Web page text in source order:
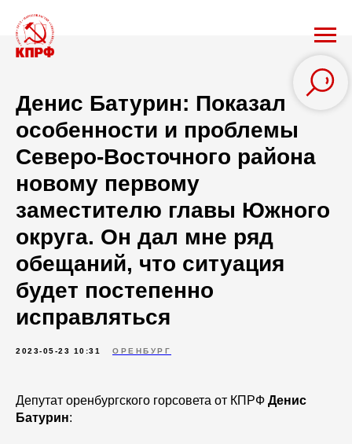
Денис Батурин: Показал
особенности и проблемы
Северо-Восточного района
новому первому
заместителю главы Южного
округа. Он дал мне ряд
обещаний, что ситуация
будет постепенно
исправляться
2023-05-23 10:31 ОРЕНБУРГ
Депутат оренбургского горсовета от КПРФ Денис
Батурин: